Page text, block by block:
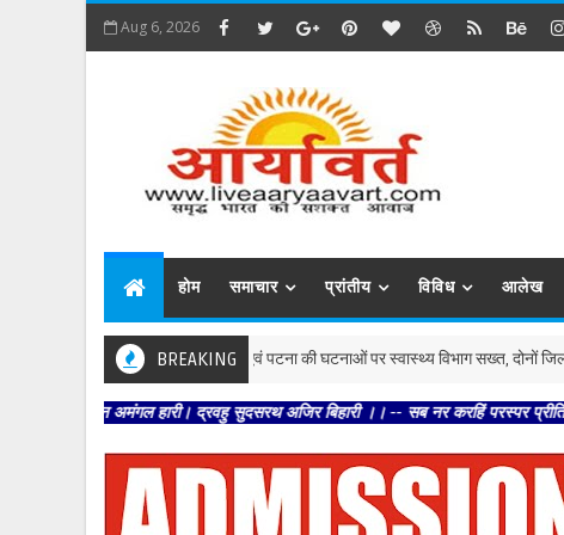
Aug 6, 2026
होम समाचार प्रांतीय विविध आलेख
BREAKING
पटना : बेगूसराय एवं पटना की घटनाओं पर स्वास्थ्य विभाग सख्त, दोनों जिलों में जांच के
अमंगल हारी। द्रवहु सुदसरथ अजिर बिहारी ।। -- सब नर करहिं परस्पर प्रीति । चलहिं